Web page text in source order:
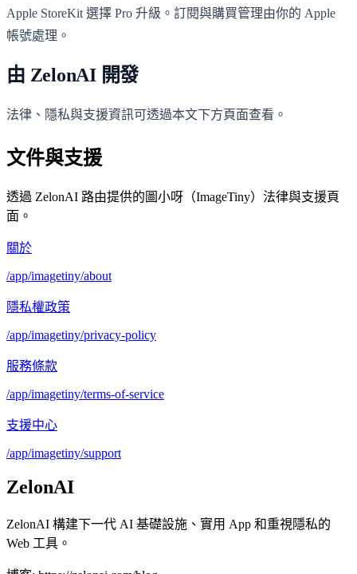
Apple StoreKit 選擇 Pro 升級。訂閱與購買管理由你的 Apple
帳號處理。
由 ZelonAI 開發
法律、隱私與支援資訊可透過本文下方頁面查看。
文件與支援
透過 ZelonAI 路由提供的圖小呀（ImageTiny）法律與支援頁
面。
關於
/app/imagetiny/about
隱私權政策
/app/imagetiny/privacy-policy
服務條款
/app/imagetiny/terms-of-service
支援中心
/app/imagetiny/support
ZelonAI
ZelonAI 構建下一代 AI 基礎設施、實用 App 和重視隱私的
Web 工具。